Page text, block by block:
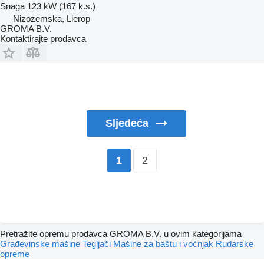
Snaga 123 kW (167 k.s.)
Nizozemska, Lierop
GROMA B.V.
Kontaktirajte prodavca
Sljedeća
1 2
Pretražite opremu prodavca GROMA B.V. u ovim kategorijama
Građevinske mašine Tegljači Mašine za baštu i voćnjak Rudarske
opreme